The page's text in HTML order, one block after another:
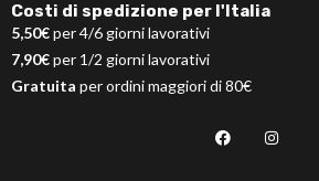
Costi di spedizione per l'Italia
5,50€per 4/6 giorni lavorativi
7,90€per 1/2 giorni lavorativi
Gratuita per ordini maggiori di 80€